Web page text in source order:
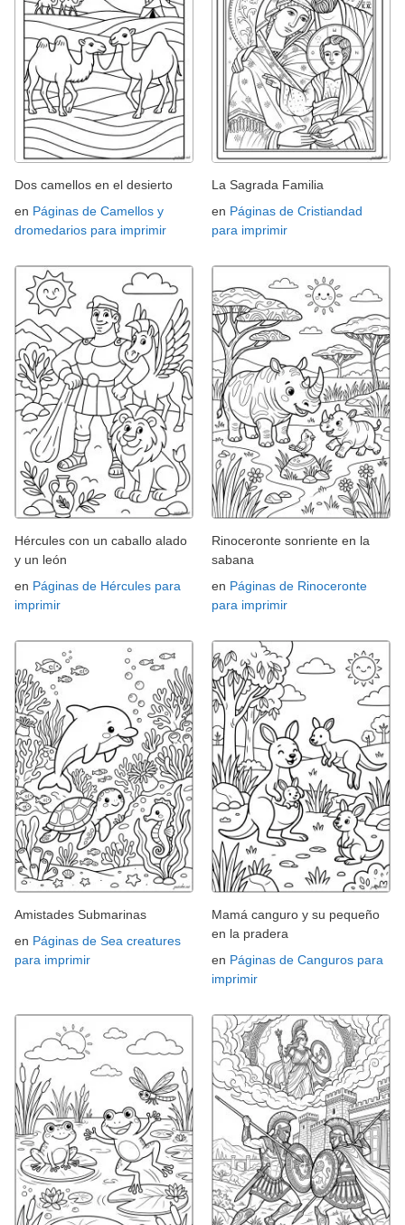
Dos camellos en el desierto
en Páginas de Camellos y
dromedarios para imprimir
La Sagrada Familia
en Páginas de Cristiandad
para imprimir
Hércules con un caballo alado
y un león
en Páginas de Hércules para
imprimir
Rinoceronte sonriente en la
sabana
en Páginas de Rinoceronte
para imprimir
Amistades Submarinas
en Páginas de Sea creatures
para imprimir
Mamá canguro y su pequeño
en la pradera
en Páginas de Canguros para
imprimir